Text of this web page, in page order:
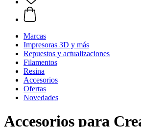
Marcas
Impresoras 3D y más
Repuestos y actualizaciones
Filamentos
Resina
Accesorios
Ofertas
Novedades
Accesorios para